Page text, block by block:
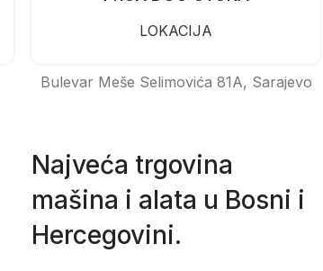
LOKACIJA
Bulevar Meše Selimovića 81A, Sarajevo
Najveća trgovina
mašina i alata u Bosni i
Hercegovini.